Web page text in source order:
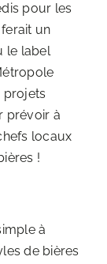
pour les
un
le label
projets
prévoir à
locaux
!
à
de bières